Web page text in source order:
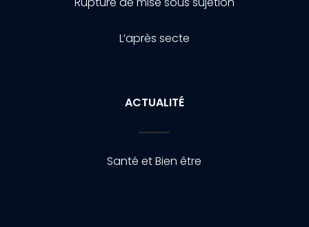
L’après secte
ACTUALITÉ
Santé et Bien être